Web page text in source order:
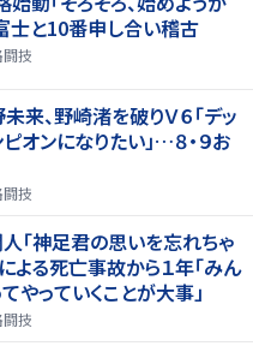
士と10番申し合い稽古
技
来、野崎渚を破りＶ６「デッ
オンになりたい」…８・９お
技
人「神足君の思いを忘れちゃ
よる死亡事故から１年「みん
やっていくことが大事」
技